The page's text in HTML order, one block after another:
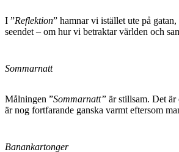
I ”Reflektion” hamnar vi istället ute på
seendet – om hur vi betraktar världen och
Sommarnatt
Målningen ”Sommarnatt” är stillsam. Det
är nog fortfarande ganska varmt eftersom
Banankartonger